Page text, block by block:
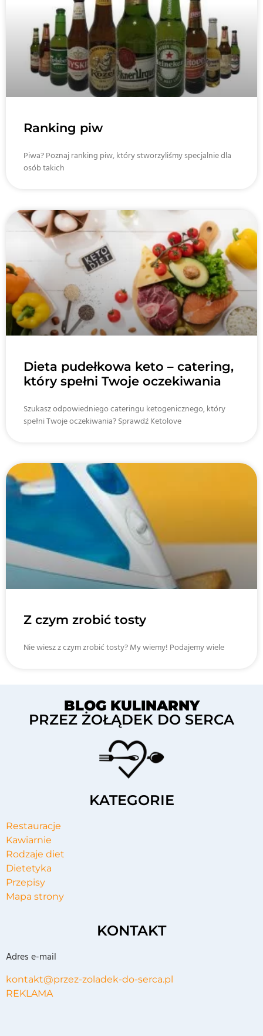
Ranking piw
Piwa? Poznaj ranking piw, który stworzyliśmy specjalnie dla
osób takich
Dieta pudełkowa keto – catering,
który spełni Twoje oczekiwania
Szukasz odpowiedniego cateringu ketogenicznego, który
spełni Twoje oczekiwania? Sprawdź Ketolove
Z czym zrobić tosty
Nie wiesz z czym zrobić tosty? My wiemy! Podajemy wiele
BLOG KULINARNY
PRZEZ ŻOŁĄDEK DO SERCA
KATEGORIE
Restauracje
Kawiarnie
Rodzaje diet
Dietetyka
Przepisy
Mapa strony
KONTAKT
Adres e-mail
kontakt@przez-zoladek-do-serca.pl
REKLAMA